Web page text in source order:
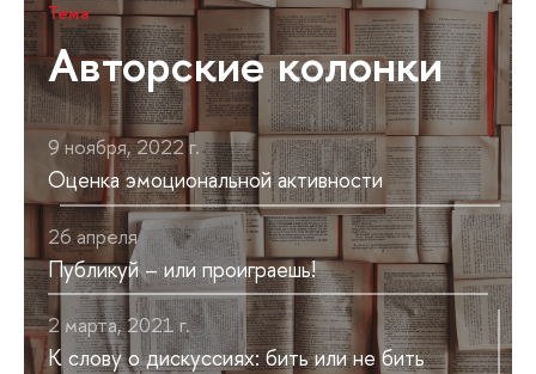
Тема
Авторские колонки
9 ноября, 2022 г.
Оценка эмоциональной активности
26 апреля
Публикуй – или проиграешь!
2 марта, 2021 г.
К слову о дискуссиях: бить или не бить